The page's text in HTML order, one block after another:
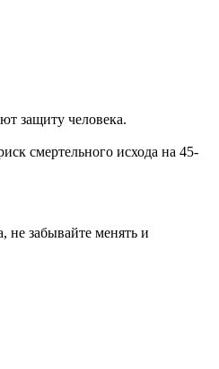
защиту человека.
смертельного исхода на 45-
не забывайте менять и